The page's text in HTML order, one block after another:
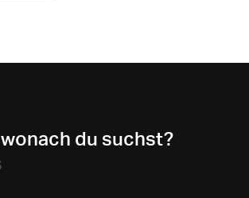
du suchst?